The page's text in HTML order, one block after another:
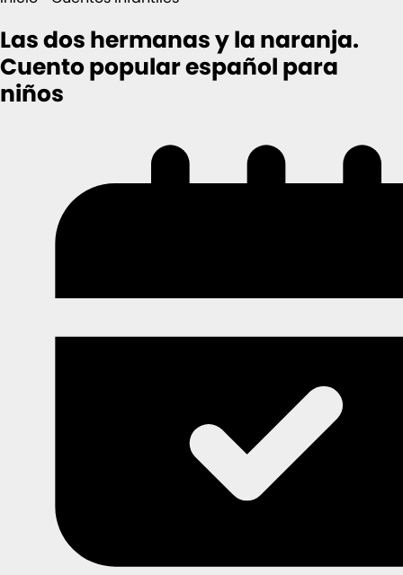
Las dos hermanas y la naranja.
Cuento popular español para
niños